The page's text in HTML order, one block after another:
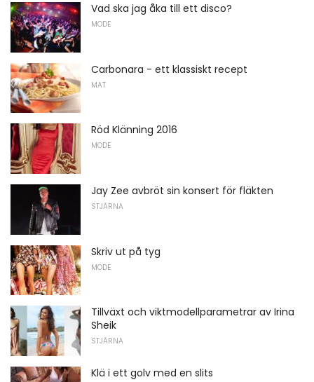
Vad ska jag åka till ett disco?
MODE
Carbonara - ett klassiskt recept
MAT
Röd Klänning 2016
MODE
Jay Zee avbröt sin konsert för fläkten
STJÄRNA
Skriv ut på tyg
MODE
Tillväxt och viktmodellparametrar av Irina
Sheik
STJÄRNA
Klä i ett golv med en slits